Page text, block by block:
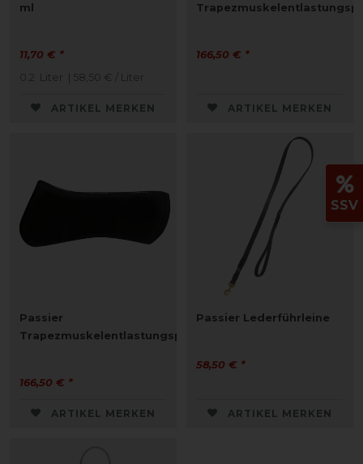
ml
11,70 € *
0.2 Liter | 58,50 € / Liter
ARTIKEL MERKEN
166,50 € *
ARTIKEL MERKEN
Passier
Trapezmuskelentlastungspad
166,50 € *
ARTIKEL MERKEN
Passier Lederführleine
58,50 € *
ARTIKEL MERKEN
SSV